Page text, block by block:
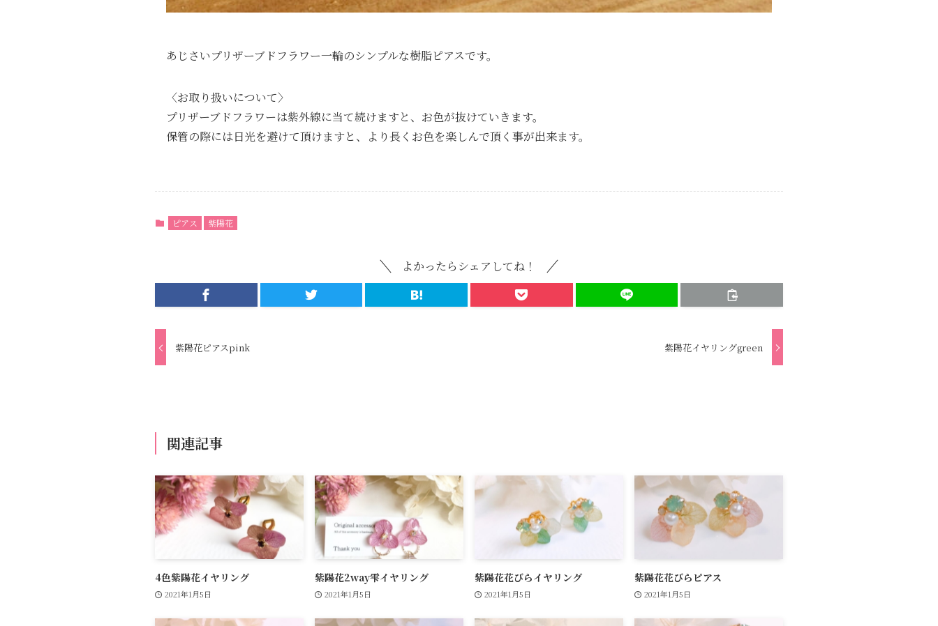
あじさいプリザーブドフラワー一輪のシンプルな樹脂ピアスです。
〈お取り扱いについて〉
プリザーブドフラワーは紫外線に当て続けますと、お色が抜けていきます。
保管の際には日光を避けて頂けますと、より長くお色を楽しんで頂く事が出来ます。
ピアス 紫陽花
よかったらシェアしてね！
紫陽花ピアスpink 紫陽花イヤリングgreen
関連記事
4色紫陽花イヤリング
2021年1月5日
紫陽花2way雫イヤリング
2021年1月5日
紫陽花花びらイヤリング
2021年1月5日
紫陽花花びらピアス
2021年1月5日